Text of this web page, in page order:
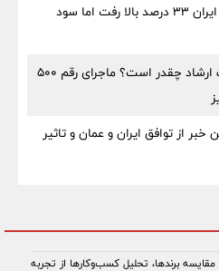
معمای «ولیز»؛ درآمد لیزینگ ایران ۳۳ درصد بالا رفت اما سود
هدیه روز خبرنگار ۱۴۰۵ وزارت ارشاد چقدر است؟ ماجرای رقم ۵۰۰
از توافق ایران و عمان و تاثیر
برندها، تحلیل کسب‌وکارها از تجربه